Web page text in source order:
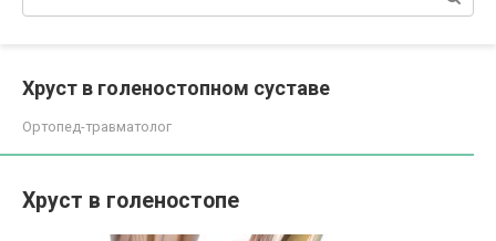
Хруст в голеностопном суставе
Ортопед-травматолог
Хруст в голеностопе